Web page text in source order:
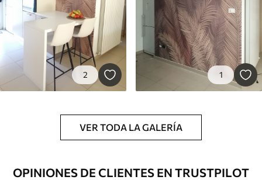
2 1
VER TODA LA GALERÍA
OPINIONES DE CLIENTES EN TRUSTPILOT